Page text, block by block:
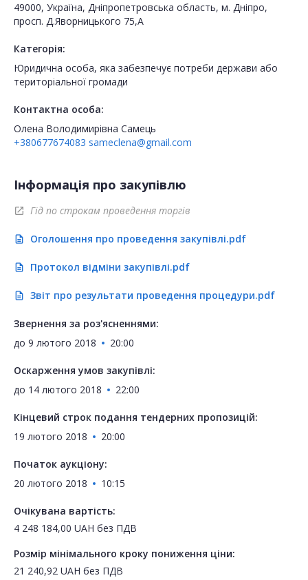
49000, Україна, Дніпропетровська область, м. Дніпро,
просп. Д.Яворницького 75,А
Категорія:
Юридична особа, яка забезпечує потреби держави або
територіальної громади
Контактна особа:
Олена Володимирівна Самець
+380677674083 sameclena@gmail.com
Інформація про закупівлю
open_in_new Гід по строкам проведення торгів
description Оголошення про проведення закупівлі.pdf
description Протокол відміни закупівлі.pdf
description Звіт про результати проведення процедури.pdf
Звернення за роз'ясненнями:
до 9 лютого 2018 20:00
Оскарження умов закупівлі:
до 14 лютого 2018 22:00
Кінцевий строк подання тендерних пропозицій:
19 лютого 2018
20:00
Початок аукціону:
20 лютого 2018
10:15
Очікувана вартість:
4 248 184,00 UAH без ПДВ
Розмір мінімального кроку пониження ціни:
21 240,92 UAH без ПДВ